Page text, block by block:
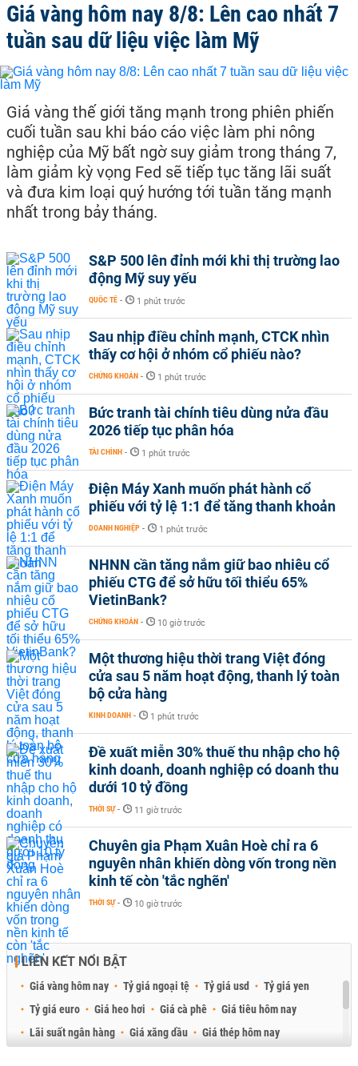
Giá vàng hôm nay 8/8: Lên cao nhất 7
tuần sau dữ liệu việc làm Mỹ
Giá vàng thế giới tăng mạnh trong phiên phiến
cuối tuần sau khi báo cáo việc làm phi nông
nghiệp của Mỹ bất ngờ suy giảm trong tháng 7,
làm giảm kỳ vọng Fed sẽ tiếp tục tăng lãi suất
và đưa kim loại quý hướng tới tuần tăng mạnh
nhất trong bảy tháng.
S&P 500 lên đỉnh mới khi thị trường lao
động Mỹ suy yếu
QUỐC TẾ - 1 phút trước
Sau nhịp điều chỉnh mạnh, CTCK nhìn
thấy cơ hội ở nhóm cổ phiếu nào?
CHỨNG KHOÁN - 1 phút trước
Bức tranh tài chính tiêu dùng nửa đầu
2026 tiếp tục phân hóa
TÀI CHÍNH - 1 phút trước
Điện Máy Xanh muốn phát hành cổ
phiếu với tỷ lệ 1:1 để tăng thanh khoản
DOANH NGHIỆP - 1 phút trước
NHNN cần tăng nắm giữ bao nhiêu cổ
phiếu CTG để sở hữu tối thiểu 65%
VietinBank?
CHỨNG KHOÁN - 10 giờ trước
Một thương hiệu thời trang Việt đóng
cửa sau 5 năm hoạt động, thanh lý toàn
bộ cửa hàng
KINH DOANH - 1 phút trước
Đề xuất miễn 30% thuế thu nhập cho hộ
kinh doanh, doanh nghiệp có doanh thu
dưới 10 tỷ đồng
THỜI SỰ - 11 giờ trước
Chuyên gia Phạm Xuân Hoè chỉ ra 6
nguyên nhân khiến dòng vốn trong nền
kinh tế còn 'tắc nghẽn'
THỜI SỰ - 10 giờ trước
LIÊN KẾT NỔI BẬT
Giá vàng hôm nay Tỷ giá ngoại tệ Tỷ giá usd
Tỷ giá yen
Tỷ giá euro
Giá heo hơi Giá cà phê
Giá tiêu hôm nay
Lãi suất ngân hàng
Giá xăng dầu
Giá thép hôm nay